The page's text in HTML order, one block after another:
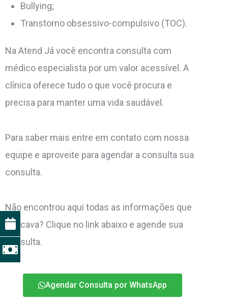
Bullying;
Transtorno obsessivo-compulsivo (TOC).
Na Atend Já você encontra consulta com
médico especialista por um valor acessível. A
clínica oferece tudo o que você procura e
precisa para manter uma vida saudável.
Para saber mais entre em contato com nossa
equipe e aproveite para agendar a consulta sua
consulta.
Não encontrou aqui todas as informações que
buscava? Clique no link abaixo e agende sua
consulta.
Agendar Consulta por WhatsApp